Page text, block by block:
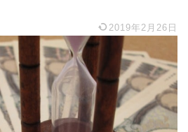
2019年2月26日